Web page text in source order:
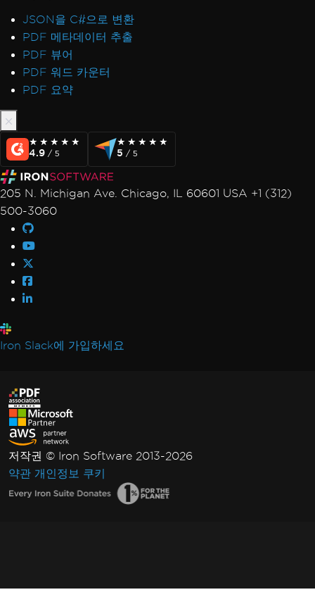
JSON을 C#으로 변환
PDF 메타데이터 추출
PDF 뷰어
PDF 워드 카운터
PDF 요약
★★★★★
★★★★★
4.9 / 5
★★★★★
★★★★★
5 / 5
205 N. Michigan Ave. Chicago, IL 60601 USA +1 (312)
500-3060
Iron Slack에 가입하세요
저작권 © Iron Software 2013-2026
약관 개인정보 쿠키